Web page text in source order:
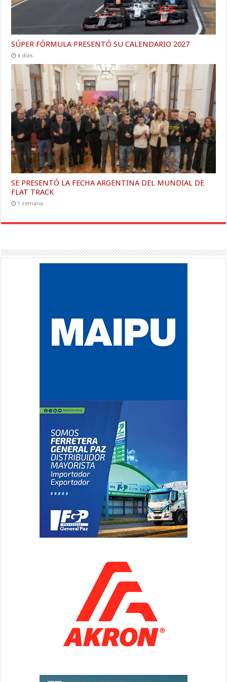
SÚPER FÓRMULA PRESENTÓ SU CALENDARIO 2027
4 días
SE PRESENTÓ LA FECHA ARGENTINA DEL MUNDIAL DE
FLAT TRACK
1 semana